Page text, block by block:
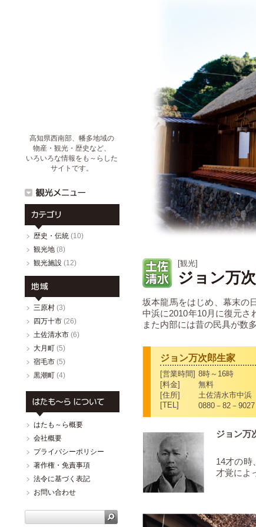
[観光]
ジョン万
坂本龍馬をはじめ、幕末の
中浜に2010年10月に復元さ
また内部には昔の民具が数
ジョン万次郎生家
[営業時間] 8時～16時
[料金]
無料
[住所]
土佐清水市中浜
[TEL]
0880－82－9027
ジョン万
14才の時
才覚によ
高知県西南部、幡多地域の
物産・観光・歴史など、
いろいろな情報をも～らした
サイトです。
歴史・伝統 (10)
観光地(8)
観光施設(12)
三原村(3)
四万十市(26)
土佐清水市(6)
大月町(5)
宿毛市(5)
黒潮町(4)
はたも～ら概要
会社概要
プライバシーポリシー
著作権・免責事項
法令に基づく表記
お問い合わせ